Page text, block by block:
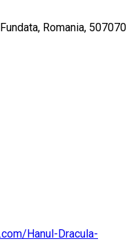
Romania, 507070
Hanul-Dracula-